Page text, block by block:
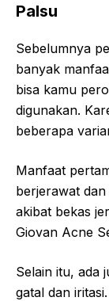
Palsu
Sebelumnya
banyak
bisa kamu
digunakan.
beberapa
Manfaat
berjerawat
akibat bekas
Giovan Acne
Selain itu, ada
gatal dan